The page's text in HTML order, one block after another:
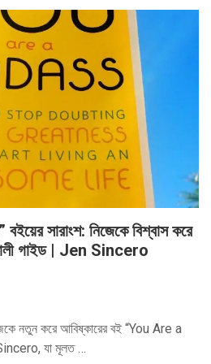
সারাংশ: নিজেকে বিশ্বাস করে
গাইড | Jen Sincero
নতুন করে আবিষ্কারের বই “You Are a
যা মূলত …